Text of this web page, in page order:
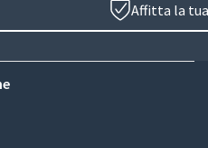
Affitta la tua